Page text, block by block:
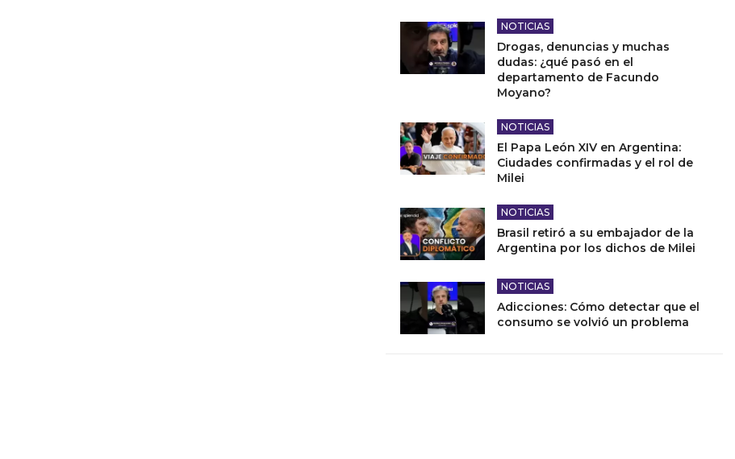
NOTICIAS
Drogas, denuncias y muchas
dudas: ¿qué pasó en el
departamento de Facundo
Moyano?
NOTICIAS
El Papa León XIV en Argentina:
Ciudades confirmadas y el rol de
Milei
NOTICIAS
Brasil retiró a su embajador de la
Argentina por los dichos de Milei
NOTICIAS
Adicciones: Cómo detectar que el
consumo se volvió un problema